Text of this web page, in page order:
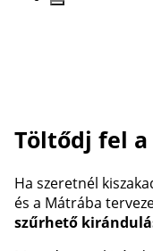
Töltődj fel
Ha szeretnél
és a Mátrába
szűrhető